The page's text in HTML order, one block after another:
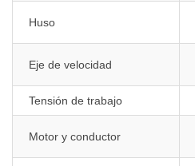
Huso
Eje de velocidad
Tensión de trabajo
Motor y conductor